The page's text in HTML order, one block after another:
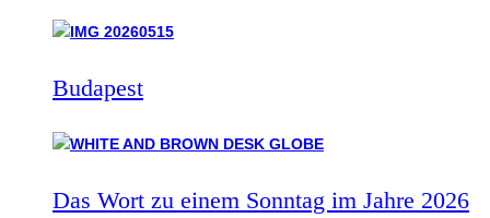
Budapest
Das Wort zu einem Sonntag im Jahre 2026